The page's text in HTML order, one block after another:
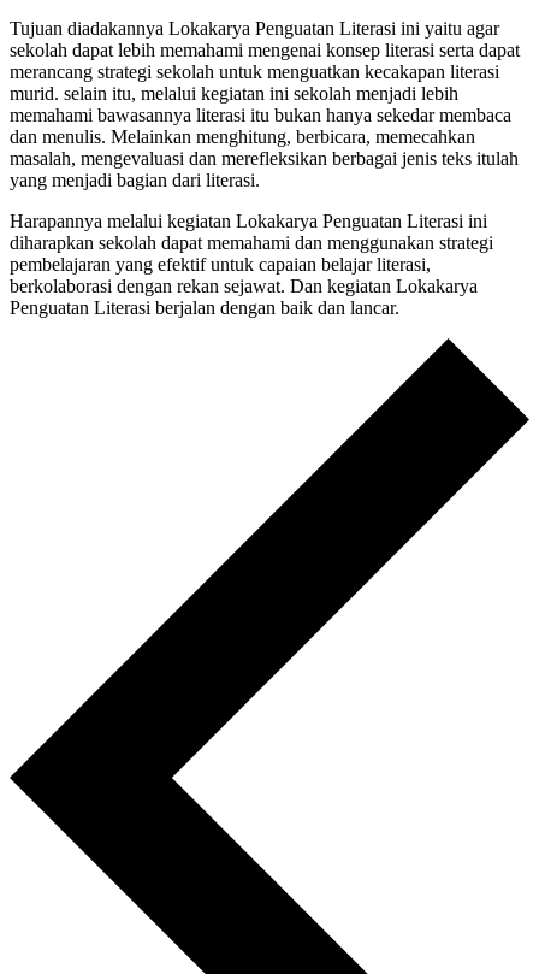
Tujuan diadakannya Lokakarya Penguatan Literasi ini yaitu agar
sekolah dapat lebih memahami mengenai konsep literasi serta dapat
merancang strategi sekolah untuk menguatkan kecakapan literasi
murid. selain itu, melalui kegiatan ini sekolah menjadi lebih
memahami bawasannya literasi itu bukan hanya sekedar membaca
dan menulis. Melainkan menghitung, berbicara, memecahkan
masalah, mengevaluasi dan merefleksikan berbagai jenis teks itulah
yang menjadi bagian dari literasi.
Harapannya melalui kegiatan Lokakarya Penguatan Literasi ini
diharapkan sekolah dapat memahami dan menggunakan strategi
pembelajaran yang efektif untuk capaian belajar literasi,
berkolaborasi dengan rekan sejawat. Dan kegiatan Lokakarya
Penguatan Literasi berjalan dengan baik dan lancar.